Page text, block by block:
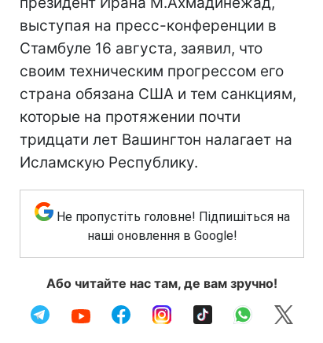
выступая на пресс-конференции в
Стамбуле 16 августа, заявил, что
своим техническим прогрессом его
страна обязана США и тем санкциям,
которые на протяжении почти
тридцати лет Вашингтон налагает на
Исламскую Республику.
Не пропустіть головне! Підпишіться на
наші оновлення в Google!
Або читайте нас там, де вам зручно!